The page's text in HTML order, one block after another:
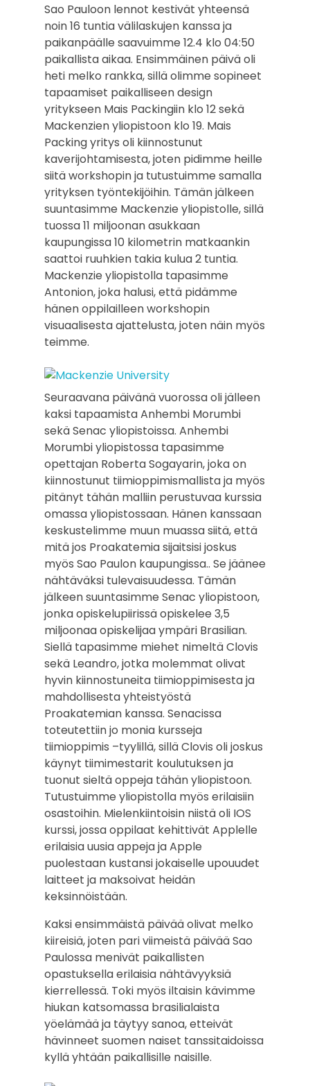
Sao Pauloon lennot kestivät yhteensä
noin 16 tuntia välilaskujen kanssa ja
paikanpäälle saavuimme 12.4 klo 04:50
paikallista aikaa. Ensimmäinen päivä oli
heti melko rankka, sillä olimme sopineet
tapaamiset paikalliseen design
yritykseen Mais Packingiin klo 12 sekä
Mackenzien yliopistoon klo 19. Mais
Packing yritys oli kiinnostunut
kaverijohtamisesta, joten pidimme heille
siitä workshopin ja tutustuimme samalla
yrityksen työntekijöihin. Tämän jälkeen
suuntasimme Mackenzie yliopistolle, sillä
tuossa 11 miljoonan asukkaan
kaupungissa 10 kilometrin matkaankin
saattoi ruuhkien takia kulua 2 tuntia.
Mackenzie yliopistolla tapasimme
Antonion, joka halusi, että pidämme
hänen oppilailleen workshopin
visuaalisesta ajattelusta, joten näin myös
teimme.
Seuraavana päivänä vuorossa oli jälleen
kaksi tapaamista Anhembi Morumbi
sekä Senac yliopistoissa. Anhembi
Morumbi yliopistossa tapasimme
opettajan Roberta Sogayarin, joka on
kiinnostunut tiimioppimismallista ja myös
pitänyt tähän malliin perustuvaa kurssia
omassa yliopistossaan. Hänen kanssaan
keskustelimme muun muassa siitä, että
mitä jos Proakatemia sijaitsisi joskus
myös Sao Paulon kaupungissa.. Se jäänee
nähtäväksi tulevaisuudessa. Tämän
jälkeen suuntasimme Senac yliopistoon,
jonka opiskelupiirissä opiskelee 3,5
miljoonaa opiskelijaa ympäri Brasilian.
Siellä tapasimme miehet nimeltä Clovis
sekä Leandro, jotka molemmat olivat
hyvin kiinnostuneita tiimioppimisesta ja
mahdollisesta yhteistyöstä
Proakatemian kanssa. Senacissa
toteutettiin jo monia kursseja
tiimioppimis –tyylillä, sillä Clovis oli joskus
käynyt tiimimestarit koulutuksen ja
tuonut sieltä oppeja tähän yliopistoon.
Tutustuimme yliopistolla myös erilaisiin
osastoihin. Mielenkiintoisin niistä oli IOS
kurssi, jossa oppilaat kehittivät Applelle
erilaisia uusia appeja ja Apple
puolestaan kustansi jokaiselle upouudet
laitteet ja maksoivat heidän
keksinnöistään.
Kaksi ensimmäistä päivää olivat melko
kiireisiä, joten pari viimeistä päivää Sao
Paulossa menivät paikallisten
opastuksella erilaisia nähtävyyksiä
kierrellessä. Toki myös iltaisin kävimme
hiukan katsomassa brasilialaista
yöelämää ja täytyy sanoa, etteivät
hävinneet suomen naiset tanssitaidoissa
kyllä yhtään paikallisille naisille.